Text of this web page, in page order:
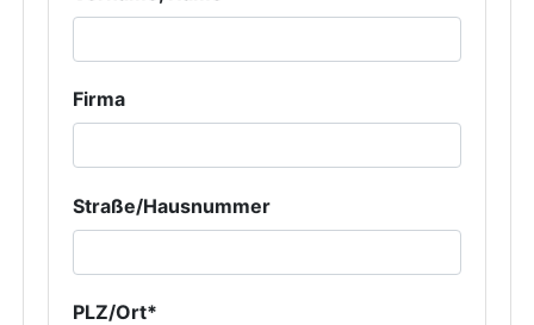
Firma
Straße/Hausnummer
PLZ/Ort*